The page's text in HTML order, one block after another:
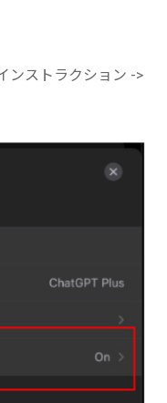
ンストラクション ->